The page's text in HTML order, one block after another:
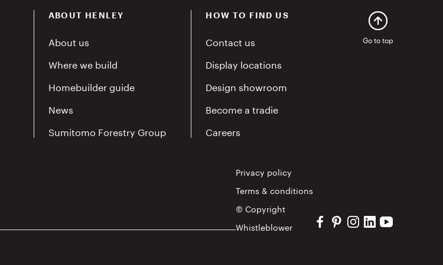
ABOUT HENLEY
About us
Where we build
Homebuilder guide
News
Sumitomo Forestry Group
HOW TO FIND US
Contact us
Display locations
Design showroom
Become a tradie
Careers
Go to top
Privacy policy
Terms & conditions
© Copyright
Whistleblower
Visit our Facebook profile
Visit our Pinterest profile
Visit our Instagram
Visit our
Visit our